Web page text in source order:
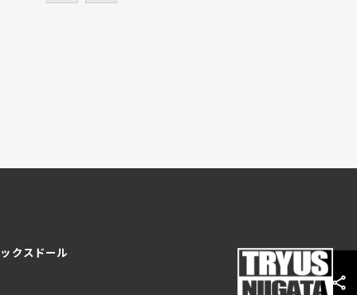
クスドール